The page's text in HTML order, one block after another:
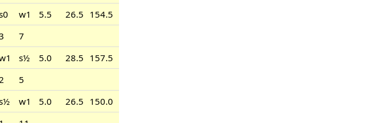
w1 5.5 26.5 154.5
7
s½ 5.0 28.5 157.5
5
w1 5.0 26.5 150.0